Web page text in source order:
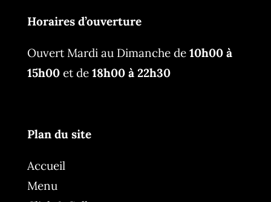
Horaires d’ouverture
Ouvert Mardi au Dimanche de10h00 à
15h00 et de18h00 à 22h30
Plan du site
Accueil
Menu